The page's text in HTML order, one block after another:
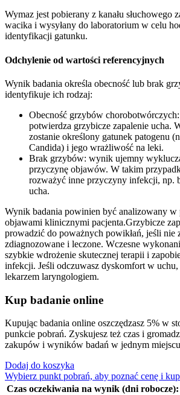
Wymaz jest pobierany z kanału słuchowego
wacika i wysyłany do laboratorium w celu
identyfikacji gatunku.
Odchylenie od wartości referencyjnych
Wynik badania określa obecność lub brak
identyfikuje ich rodzaj:
Obecność grzybów
potwierdza grzybicze zapalenie ucha.
zostanie określony gatunek patogenu
Candida) i jego wrażliwość na leki.
Brak grzybów: wynik ujemny
przyczynę objawów. W takim
rozważyć inne przyczyny infekcji, np.
ucha.
Wynik badania powinien być analizowany w
objawami klinicznymi pacjenta.Grzybicze
prowadzić do poważnych powikłań, jeśli nie
zdiagnozowane i leczone. Wczesne
szybkie wdrożenie skutecznej terapii i
infekcji. Jeśli odczuwasz dyskomfort w uchu,
lekarzem laryngologiem.
Kup badanie online
Kupując badania online oszczędzasz 5% w
punkcie pobrań. Zyskujesz też czas i
zakupów i wyników badań w jednym
Dodaj do koszyka
Wybierz punkt pobrań, aby poznać cenę i
Czas oczekiwania na wynik (dni robocze):